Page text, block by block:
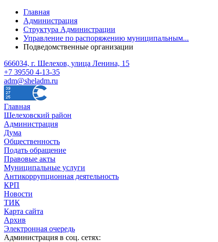
Главная
Администрация
Структура Администрации
Управление по распоряжению муниципальным...
Подведомственные организации
666034, г. Шелехов, улица Ленина, 15
+7 39550 4-13-35
adm@sheladm.ru
Главная
Шелеховский район
Администрация
Дума
Общественность
Подать обращение
Правовые акты
Муниципальные услуги
Антикоррупционная деятельность
КРП
Новости
ТИК
Карта сайта
Архив
Электронная очередь
Администрация в соц. сетях: